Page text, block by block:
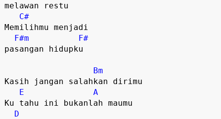
melawan restu
C#
Memilihmu menjadi
F#m
F#
pasangan hidupku
Bm
Kasih jangan salahkan dirimu
E
A
Ku tahu ini bukanlah maumu
D